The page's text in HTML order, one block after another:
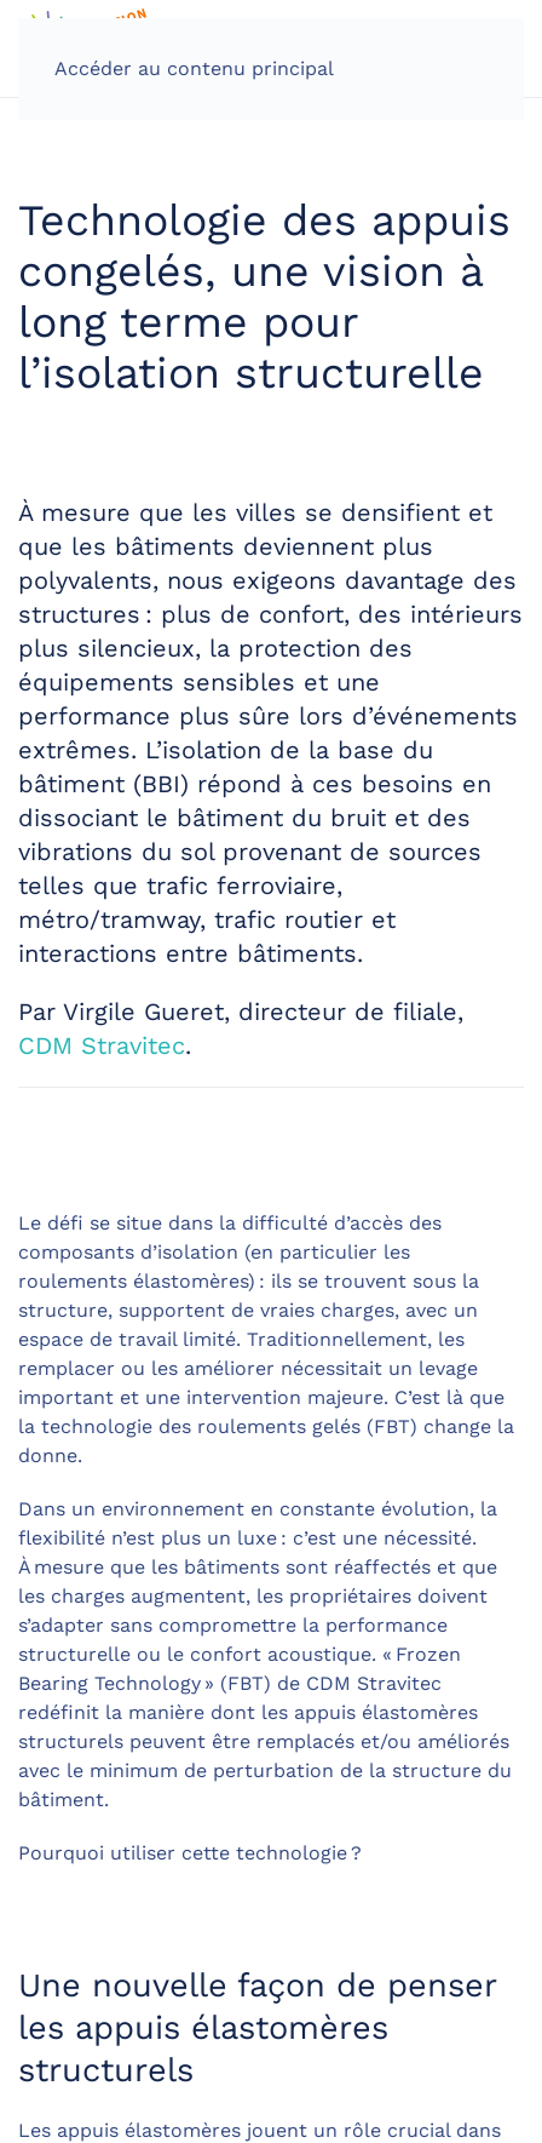
Accéder au contenu principal
Technologie des appuis
congelés, une vision à
long terme pour
l’isolation structurelle
À mesure que les villes se densifient et
que les bâtiments deviennent plus
polyvalents, nous exigeons davantage des
structures : plus de confort, des intérieurs
plus silencieux, la protection des
équipements sensibles et une
performance plus sûre lors d’événements
extrêmes. L’isolation de la base du
bâtiment (BBI) répond à ces besoins en
dissociant le bâtiment du bruit et des
vibrations du sol provenant de sources
telles que trafic ferroviaire,
métro/tramway, trafic routier et
interactions entre bâtiments.
Par Virgile Gueret, directeur de filiale,
CDM Stravitec.
Le défi se situe dans la difficulté d’accès des
composants d’isolation (en particulier les
roulements élastomères) : ils se trouvent sous la
structure, supportent de vraies charges, avec un
espace de travail limité. Traditionnellement, les
remplacer ou les améliorer nécessitait un levage
important et une intervention majeure. C’est là que
la technologie des roulements gelés (FBT) change la
donne.
Dans un environnement en constante évolution, la
flexibilité n’est plus un luxe : c’est une nécessité.
À mesure que les bâtiments sont réaffectés et que
les charges augmentent, les propriétaires doivent
s’adapter sans compromettre la performance
structurelle ou le confort acoustique. « Frozen
Bearing Technology » (FBT) de CDM Stravitec
redéfinit la manière dont les appuis élastomères
structurels peuvent être remplacés et/ou améliorés
avec le minimum de perturbation de la structure du
bâtiment.
Pourquoi utiliser cette technologie ?
Une nouvelle façon de penser
les appuis élastomères
structurels
Les appuis élastomères jouent un rôle crucial dans